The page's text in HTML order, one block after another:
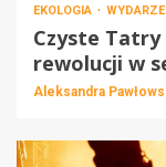
EKOLOGIA
Czyste Tatry
rewolucji w
Aleksandra